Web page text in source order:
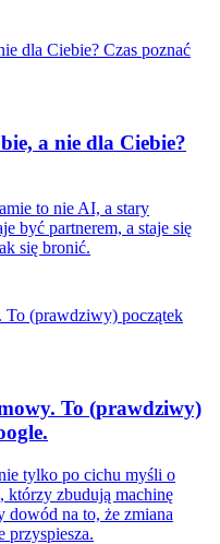
a nie dla Ciebie?
to nie AI, a stary
być partnerem, a staje się
się bronić.
To (prawdziwy)
tylko po cichu myśli o
którzy zbudują machinę
dowód na to, że zmiana
przyspiesza.